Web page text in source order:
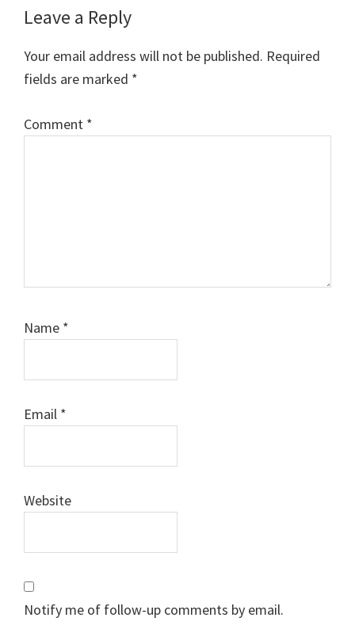
Reader
Interactions
Leave a Reply
Your email address will not be published. Required
fields are marked *
Comment *
Name *
Email *
Website
Notify me of follow-up comments by email.